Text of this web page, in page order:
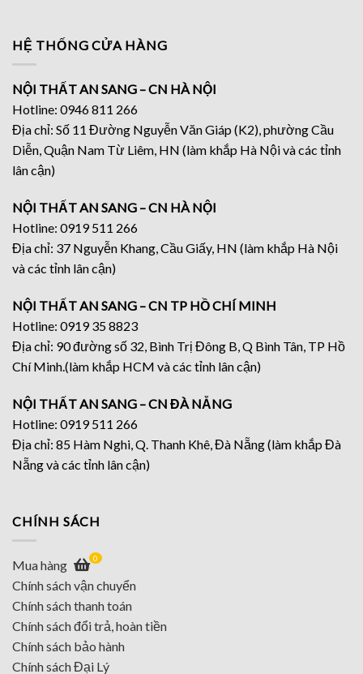
HỆ THỐNG CỬA HÀNG
NỘI THẤT AN SANG – CN HÀ NỘI
Hotline: 0946 811 266
Địa chỉ: Số 11 Đường Nguyễn Văn Giáp (K2), phường Cầu
Diễn, Quận Nam Từ Liêm, HN (làm khắp Hà Nội và các tỉnh
lân cận)
NỘI THẤT AN SANG – CN HÀ NỘI
Hotline: 0919 511 266
Địa chỉ: 37 Nguyễn Khang, Cầu Giấy, HN (làm khắp Hà Nội
và các tỉnh lân cận)
NỘI THẤT AN SANG – CN TP HỒ CHÍ MINH
Hotline: 0919 35 8823
Địa chỉ: 90 đường số 32, Bình Trị Đông B, Q Bình Tân, TP Hồ
Chí Minh.(làm khắp HCM và các tỉnh lân cận)
NỘI THẤT AN SANG – CN ĐÀ NẴNG
Hotline: 0919 511 266
Địa chỉ: 85 Hàm Nghi, Q. Thanh Khê, Đà Nẵng (làm khắp Đà
Nẵng và các tỉnh lân cận)
CHÍNH SÁCH
Mua hàng 0
Chính sách vận chuyển
Chính sách thanh toán
Chính sách đổi trả, hoàn tiền
Chính sách bảo hành
Chính sách Đại Lý